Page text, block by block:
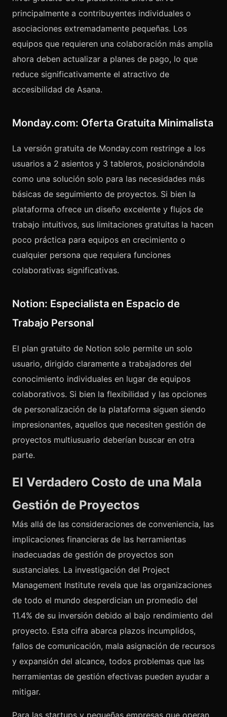
principalmente a contribuyentes individuales o
asociaciones extremadamente pequeñas. Los
equipos que requieren una colaboración más amplia
ahora deben actualizar a planes de pago, lo que
reduce significativamente el atractivo de
accesibilidad de Asana.
Monday.com: Oferta Gratuita Minimalista
La versión gratuita de Monday.com restringe a los
usuarios a 2 asientos y 3 tableros, posicionándola
como una solución solo para las necesidades más
básicas de seguimiento de proyectos. Si bien la
plataforma ofrece un diseño excelente y flujos de
trabajo intuitivos, sus limitaciones gratuitas la hacen
poco práctica para equipos en crecimiento o
cualquier persona que requiera funciones
colaborativas significativas.
Notion: Especialista en Espacio de
Trabajo Personal
El plan gratuito de Notion solo permite un solo
usuario, dirigido claramente a trabajadores del
conocimiento individuales en lugar de equipos
colaborativos. Si bien la flexibilidad y las opciones
de personalización de la plataforma siguen siendo
impresionantes, aquellos que necesiten gestión de
proyectos multiusuario deberían buscar en otra
parte.
El Verdadero Costo de una Mala
Gestión de Proyectos
Más allá de las consideraciones de conveniencia, las
implicaciones financieras de las herramientas
inadecuadas de gestión de proyectos son
sustanciales. La investigación del Project
Management Institute revela que las organizaciones
de todo el mundo desperdician un promedio del
11.4% de su inversión debido al bajo rendimiento del
proyecto. Esta cifra abarca plazos incumplidos,
fallos de comunicación, mala asignación de recursos
y expansión del alcance, todos problemas que las
herramientas de gestión efectivas pueden ayudar a
mitigar.
Para las startups y pequeñas empresas que operan